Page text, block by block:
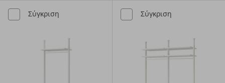
Σύγκριση Σύγκριση